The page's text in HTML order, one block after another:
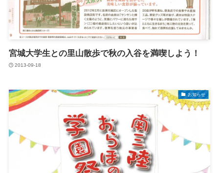
宮城大学生との里山散歩で秋の入谷を満喫しよう！
2013-09-18
お知らせ